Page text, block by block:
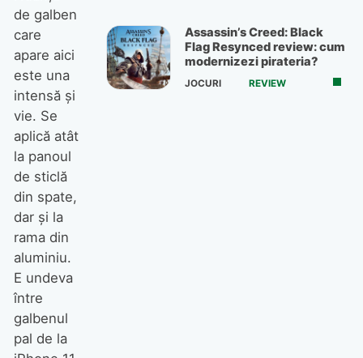
de galben
care
apare aici
este una
intensă şi
vie. Se
aplică atât
la panoul
de sticlă
din spate,
dar şi la
rama din
aluminiu.
E undeva
între
galbenul
pal de la
Assassin’s Creed: Black
Flag Resynced review: cum
modernizezi pirateria?
JOCURI REVIEW